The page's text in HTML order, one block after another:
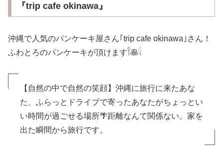
『trip cafe okinawa』
沖縄で人気のパンケーキ屋さん｢trip cafe okinawa｣さん！
ふわとろのパンケーキが頂けます𓌉🥞𓇋 ‎
【自然の中で自然の笑顔】沖縄に旅行に来たあな
た、ふらっとドライブで寄ったあなたがちょっとい
い時間が過ごせる場所🌴距離なんて関係ない。家を
出た瞬間から旅行です。